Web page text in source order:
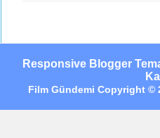
Responsive Blogger
Film Gündemi Copyright ©